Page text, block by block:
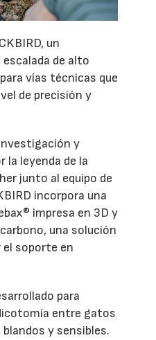
un
de alto
vías técnicas que
de precisión y
y
la leyenda de la
junto al equipo de
incorpora una
impresa en 3D y
una solución
el soporte en
para
entre gatos
y sensibles.